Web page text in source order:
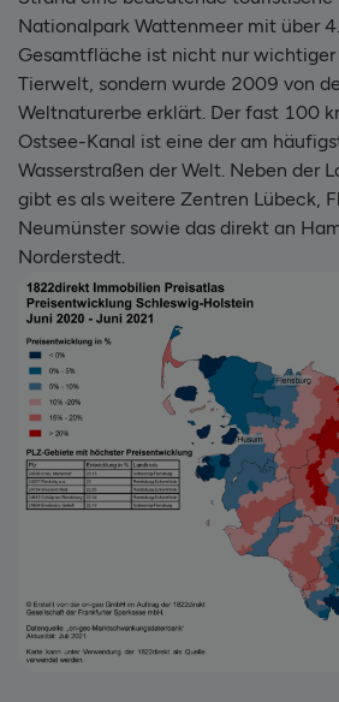
Nationalpark Wattenmeer mit über
Gesamtfläche ist nicht nur wichtiger
Tierwelt, sondern wurde 2009 von
Weltnaturerbe erklärt. Der fast 100
Ostsee-Kanal ist eine der am
Wasserstraßen der Welt. Neben der
gibt es als weitere Zentren Lübeck,
Neumünster sowie das direkt an
Norderstedt.